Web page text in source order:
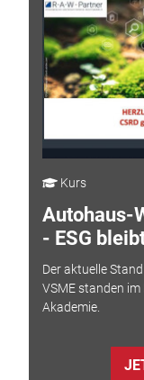
Kurs
Autohaus-
- ESG
Der aktuelle
VSME standen im
Akademie.